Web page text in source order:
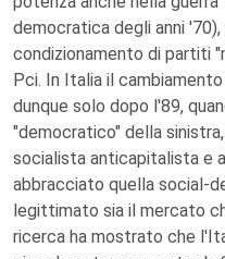
democratica degli anni
condizionamento di partiti
Pci. In Italia il
dunque solo dopo l'89,
"democratico" della
socialista anticapitalista e
abbracciato quella social-
legittimato sia il mercato
ricerca ha mostrato che